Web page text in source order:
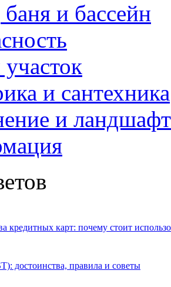
и бассейн
и сантехника
и
кредитных карт: почему стоит
достоинства, правила и советы